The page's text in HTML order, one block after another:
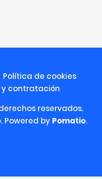
Política de cookies
y contratación
reservados.
. Powered by Pomatio.